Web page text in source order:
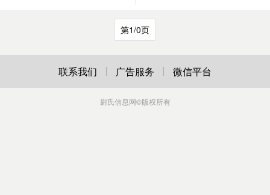
第1/0页
联系我们 广告服务 微信平台
尉氏信息网©版权所有